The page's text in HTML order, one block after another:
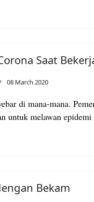
Saat
08 March 2020
di mana-mana.
untuk melawan epidemi
Bekam